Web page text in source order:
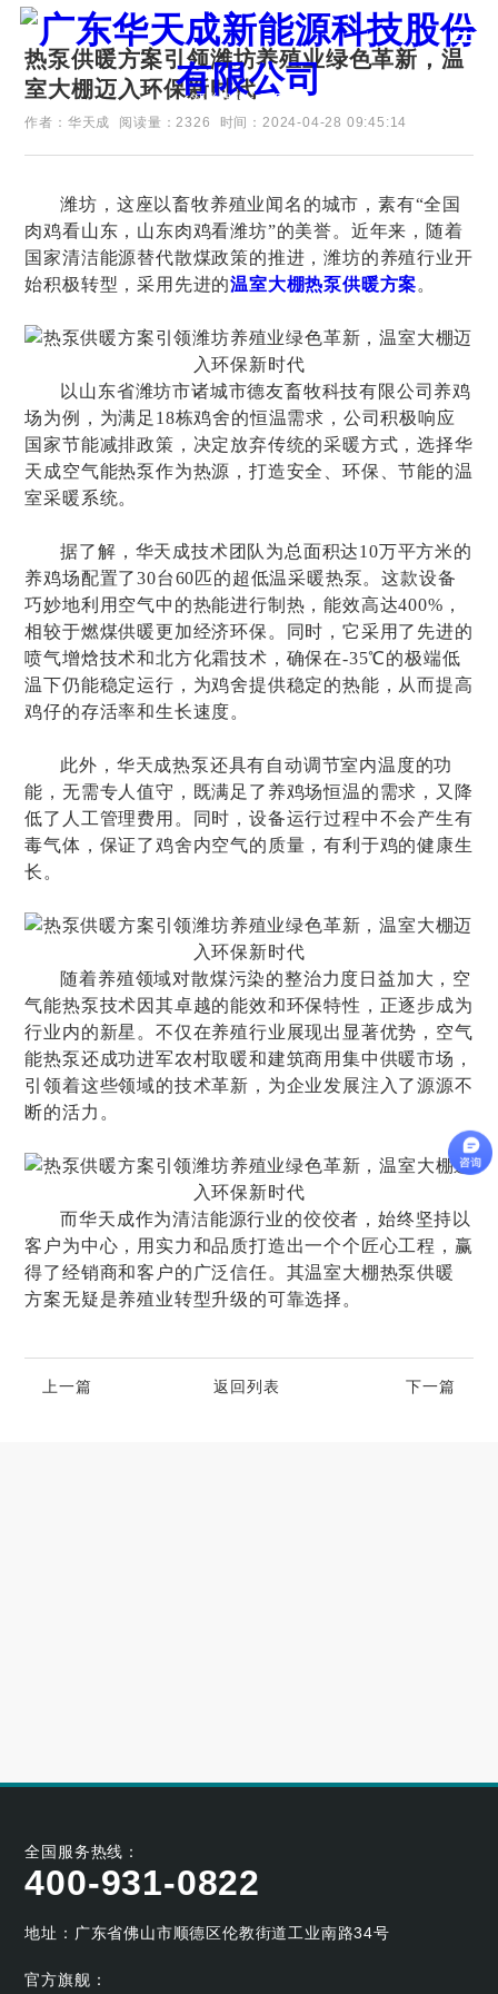
证券代码：835751
热泵供暖方案引领潍坊养殖业绿色革新，温
室大棚迈入环保新时代
作者：华天成 阅读量：2326 时间：2024-04-28 09:45:14
潍坊，这座以畜牧养殖业闻名的城市，素有“全国
肉鸡看山东，山东肉鸡看潍坊”的美誉。近年来，随着
国家清洁能源替代散煤政策的推进，潍坊的养殖行业开
始积极转型，采用先进的温室大棚热泵供暖方案。
以山东省潍坊市诸城市德友畜牧科技有限公司养鸡
场为例，为满足 18栋鸡舍的恒温需求，公司积极响应
国家节能减排政策，决定放弃传统的采暖方式，选择华
天成空气能热泵作为热源，打造安全、环保、节能的温
室采暖系统。
据了解，华天成技术团队为总面积达10万平方米的
养鸡场配置了30台60匹的超低温采暖热泵。这款设备
巧妙地利用空气中的热能进行制热，能效高达400%，
相较于燃煤供暖更加经济环保。同时，它采用了先进的
喷气增焓技术和北方化霜技术，确保在-35℃的极端低
温下仍能稳定运行，为鸡舍提供稳定的热能，从而提高
鸡仔的存活率和生长速度。
此外，华天成热泵还具有自动调节室内温度的功
能，无需专人值守，既满足了养鸡场恒温的需求，又降
低了人工管理费用。同时，设备运行过程中不会产生有
毒气体，保证了鸡舍内空气的质量，有利于鸡的健康生
长。
随着养殖领域对散煤污染的整治力度日益加大，空
气能热泵技术因其卓越的能效和环保特性，正逐步成为
行业内的新星。不仅在养殖行业展现出显著优势，空气
能热泵还成功进军农村取暖和建筑商用集中供暖市场，
引领着这些领域的技术革新，为企业发展注入了源源不
断的活力。
而华天成作为清洁能源行业的佼佼者，始终坚持以
客户为中心，用实力和品质打造出一个个匠心工程，赢
得了经销商和客户的广泛信任。其温室大棚热泵供暖
方案无疑是养殖业转型升级的可靠选择。
上一篇 返回列表 下一篇
全国服务热线：
400-931-0822
地址：广东省佛山市顺德区伦教街道工业南路34号
官方旗舰：